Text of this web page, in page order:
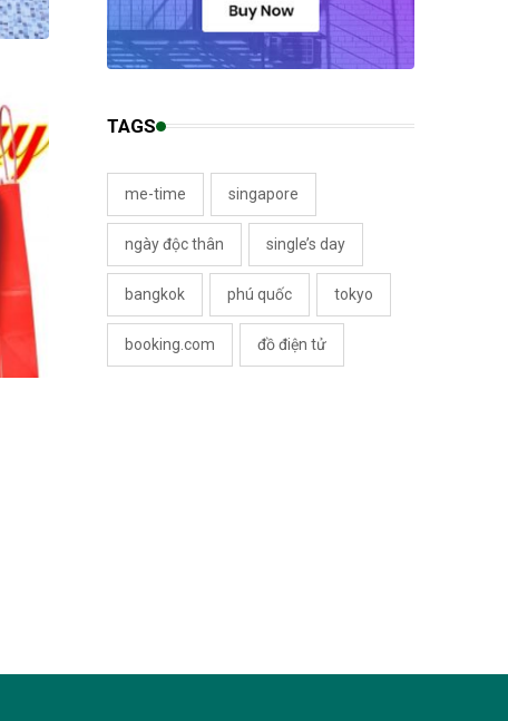
TAGS
me-time singapore
ngày độc thân single’s day
bangkok phú quốc tokyo
booking.com đồ điện tử